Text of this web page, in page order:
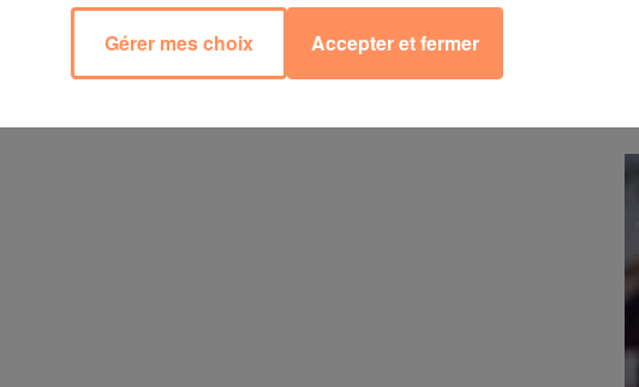
Gérer mes choix Accepter et fermer